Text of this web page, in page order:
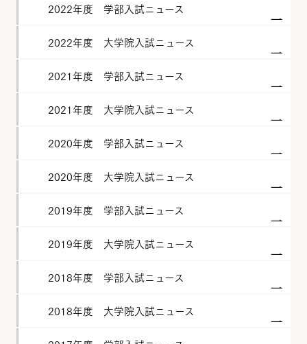
2022年度 学部入試ニュース
2022年度 大学院入試ニュース
2021年度 学部入試ニュース
2021年度 大学院入試ニュース
2020年度 学部入試ニュース
2020年度 大学院入試ニュース
2019年度 学部入試ニュース
2019年度 大学院入試ニュース
2018年度 学部入試ニュース
2018年度 大学院入試ニュース